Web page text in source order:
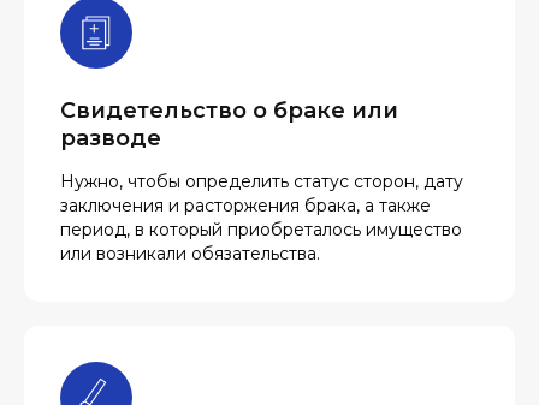
Свидетельство о браке или
разводе
Нужно, чтобы определить статус сторон, дату
заключения и расторжения брака, а также
период, в который приобреталось имущество
или возникали обязательства.